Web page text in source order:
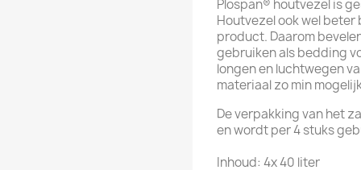
Plospan® houtvezel is
Houtvezel ook wel
product. Daarom
gebruiken als bedding
longen en luchtwegen
materiaal zo min
De verpakking van het
en wordt per 4 stuks
Inhoud: 4x 40 liter